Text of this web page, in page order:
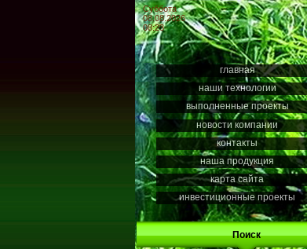
Суббота
08.08.2026
08:23
главная
наши технологии
выполненные проекты
новости компании
контакты
наша продукция
карта сайта
инвестиционные проекты
Поиск